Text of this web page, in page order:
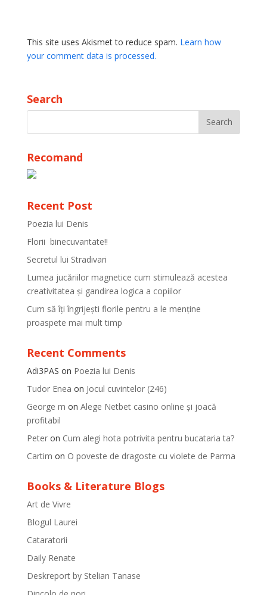
This site uses Akismet to reduce spam. Learn how
your comment data is processed.
Search
Recomand
Recent Post
Poezia lui Denis
Florii binecuvantate!!
Secretul lui Stradivari
Lumea jucăriilor magnetice cum stimulează acestea
creativitatea și gandirea logica a copiilor
Cum să îți îngrijești florile pentru a le menține
proaspete mai mult timp
Recent Comments
Adi3PAS on Poezia lui Denis
Tudor Enea on Jocul cuvintelor (246)
George m on Alege Netbet casino online și joacă
profitabil
Peteron Cum alegi hota potrivita pentru bucataria ta?
Cartim on O poveste de dragoste cu violete de Parma
Books & Literature Blogs
Art de Vivre
Blogul Laurei
Cataratorii
Daily Renate
Deskreport by Stelian Tanase